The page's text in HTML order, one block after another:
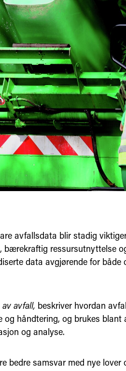
avfallsdata blir stadig
ressursutnyttelse
data avgjørende for både
avfall, beskriver hvordan
og håndtering, og brukes blant
og analyse.
bedre samsvar med nye lover